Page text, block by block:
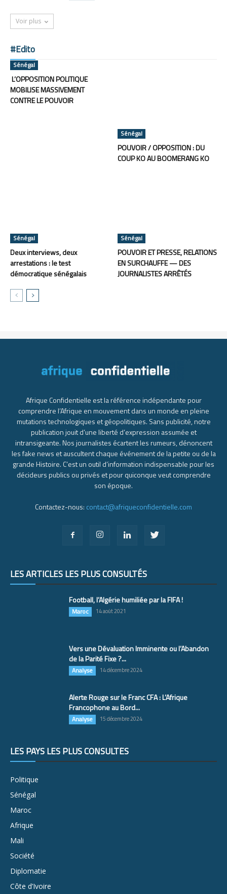
Voir plus
#Edito
Sénégal
L’OPPOSITION POLITIQUE
MOBILISE MASSIVEMENT
CONTRE LE POUVOIR
Sénégal
POUVOIR / OPPOSITION : DU
COUP KO AU BOOMERANG KO
Sénégal
Deux interviews, deux
arrestations : le test
démocratique sénégalais
Sénégal
POUVOIR ET PRESSE, RELATIONS
EN SURCHAUFFE — DES
JOURNALISTES ARRÊTÉS
Afrique Confidentielle est la référence indépendante pour
comprendre l’Afrique en mouvement dans un monde en pleine
mutations technologiques et géopolitiques. Sans publicité, notre
publication jouit d’une liberté d’expression assumée et
intransigeante. Nos journalistes écartent les rumeurs, dénoncent
les fake news et auscultent chaque événement de la petite ou de la
grande Histoire. C’est un outil d’information indispensable pour les
décideurs publics ou privés et pour quiconque veut comprendre
son époque.
Contactez-nous: contact@afriqueconfidentielle.com
LES ARTICLES LES PLUS CONSULTÉS
Football, l’Algérie humiliée par la FIFA !
Maroc 14 août 2021
Vers une Dévaluation Imminente ou l’Abandon
de la Parité Fixe ?...
Analyse 14 décembre 2024
Alerte Rouge sur le Franc CFA : L’Afrique
Francophone au Bord...
Analyse 15 décembre 2024
LES PAYS LES PLUS CONSULTÉS
Politique
Sénégal
Maroc
Afrique
Mali
Société
Diplomatie
Côte d’Ivoire